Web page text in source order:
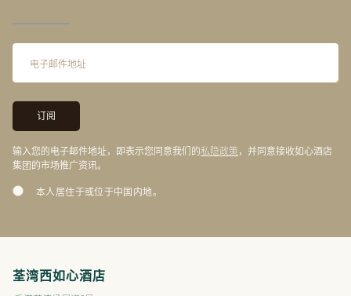
输入您的电子邮件地址，即表示您同意我们的私隐政策 ，并同意接收如心酒店
集团的市场推广资讯。
本人居住于或位于中国内地。
荃湾西如心酒店